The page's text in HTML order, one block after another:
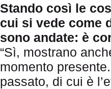
Stando così le
cui si vede come
sono andate: è
“Sì, mostrano
momento
passato, di cui è